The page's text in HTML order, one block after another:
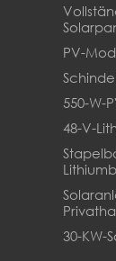
PV-
550-W-
48-V-
30-KW-